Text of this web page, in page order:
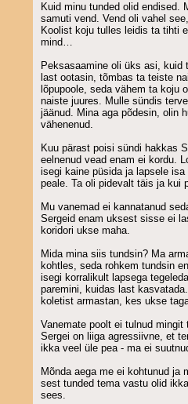
Kuid minu tunded olid endised.
samuti vend. Vend oli vahel
Koolist koju tulles leidis ta tihti
mind…
Peksasaamine oli üks asi,
last ootasin, tõmbas ta teiste
lõpupoole, seda vähem ta koju
naiste juures. Mulle sündis
jäänud. Mina aga põdesin, olin
vähenenud.
Kuu pärast poisi sündi hakkas
eelnenud vead enam ei kordu.
isegi kaine püsida ja lapsele
peale. Ta oli pidevalt täis ja kui
Mu vanemad ei kannatanud
Sergeid enam uksest sisse ei
koridori ukse maha.
Mida mina siis tundsin? Ma
kohtles, seda rohkem tundsin
isegi korralikult lapsega
paremini, kuidas last
koletist armastan, kes ukse
Vanemate poolt ei tulnud
Sergei on liiga agressiivne, et
ikka veel üle pea - ma ei
Mõnda aega me ei kohtunud ja
sest tunded tema vastu olid
sees.